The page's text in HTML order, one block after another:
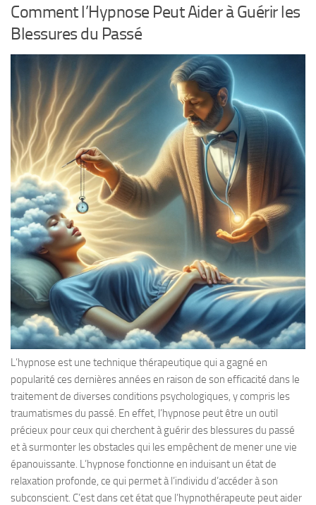
Comment l’Hypnose Peut Aider à Guérir les
Blessures du Passé
L’hypnose est une technique thérapeutique qui a gagné en
popularité ces dernières années en raison de son efficacité dans le
traitement de diverses conditions psychologiques, y compris les
traumatismes du passé. En effet, l’hypnose peut être un outil
précieux pour ceux qui cherchent à guérir des blessures du passé
et à surmonter les obstacles qui les empêchent de mener une vie
épanouissante. L’hypnose fonctionne en induisant un état de
relaxation profonde, ce qui permet à l’individu d’accéder à son
subconscient. C’est dans cet état que l’hypnothérapeute peut aider